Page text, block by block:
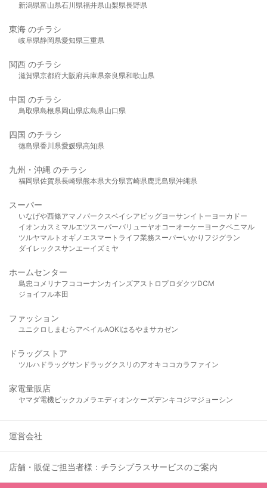
新潟県富山県石川県福井県山梨県長野県
東海 のチラシ
岐阜県静岡県愛知県三重県
関西 のチラシ
滋賀県京都府大阪府兵庫県奈良県和歌山県
中国 のチラシ
鳥取県島根県岡山県広島県山口県
四国 のチラシ
徳島県香川県愛媛県高知県
九州・沖縄 のチラシ
福岡県佐賀県長崎県熊本県大分県宮崎県鹿児島県沖縄県
スーパー
いなげや西條アマノパークスベイシア ビッグヨーサンイトーヨーカドー
イオンカスミ マルエツスーパーバリューヤオコーオーケー ヨークベニマル
ツルヤマルト オギノ エスマート ライフ業務スーパーいかり フジグラン
ダイレックスサンエーイズミヤ
ホームセンター
島忠 コメリ ナフコ コーナンカインズアストロプロダクツDCM
ジョイフル本田
ファッション
ユニクロ しまむら アベイルAOKIはるやま サカゼン
ドラッグストア
ツルハドラッグサンドラッグクスリのアオキ ココカラファイン
家電量販店
ヤマダ電機ビックカメラ エディオンケーズデンキ コジマジョーシン
運営会社
店舗・販促ご担当者様：チラシプラスサービスのご案内